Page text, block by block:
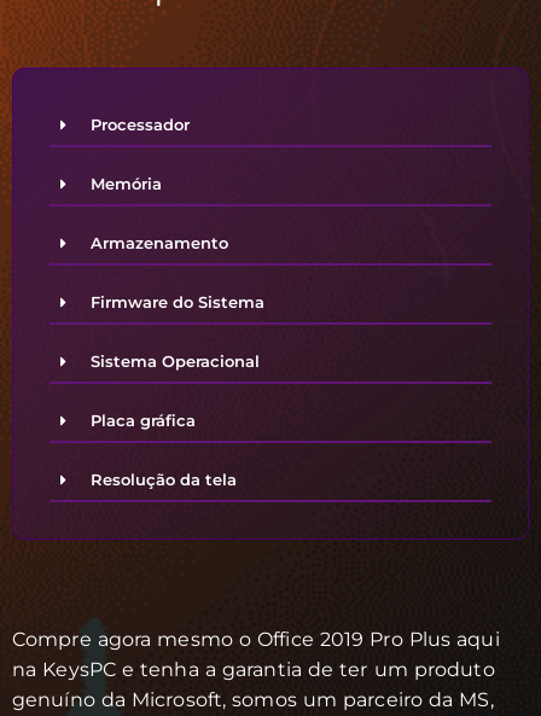
Processador
Memória
Armazenamento
Firmware do Sistema
Sistema Operacional
Placa gráfica
Resolução da tela
Compre agora mesmo o Office 2019 Pro Plus aqui
na KeysPC e tenha a garantia de ter um produto
genuíno da Microsoft, somos um parceiro da MS,